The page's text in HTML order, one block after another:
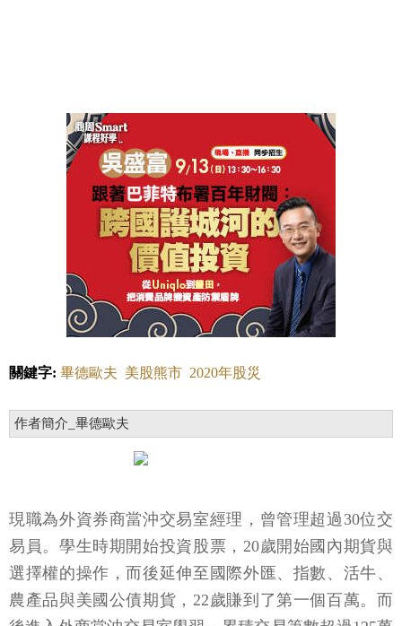
關鍵字: 畢德歐夫 美股熊市 2020年股災
現職為外資券商當沖交易室經理，曾管理超過30位交
易員。學生時期開始投資股票，20歲開始國內期貨與
選擇權的操作，而後延伸至國際外匯、指數、活牛、